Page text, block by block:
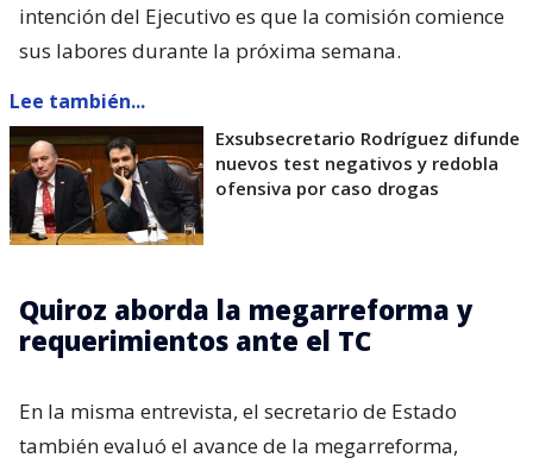
intención del Ejecutivo es que la comisión comience
sus labores durante la próxima semana.
Lee también...
Exsubsecretario Rodríguez difunde
nuevos test negativos y redobla
ofensiva por caso drogas
Quiroz aborda la megarreforma y
requerimientos ante el TC
En la misma entrevista, el secretario de Estado
también evaluó el avance de la megarreforma,